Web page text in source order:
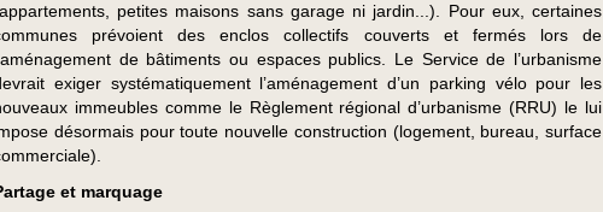
petites maisons sans garage ni jardin...). Pour eux, certaines
prévoient des enclos collectifs couverts et fermés lors de
de bâtiments ou espaces publics. Le Service de l’urbanisme
exiger systématiquement l’aménagement d’un parking vélo pour les
immeubles comme le Règlement régional d’urbanisme (RRU) le lui
désormais pour toute nouvelle construction (logement, bureau, surface
et marquage